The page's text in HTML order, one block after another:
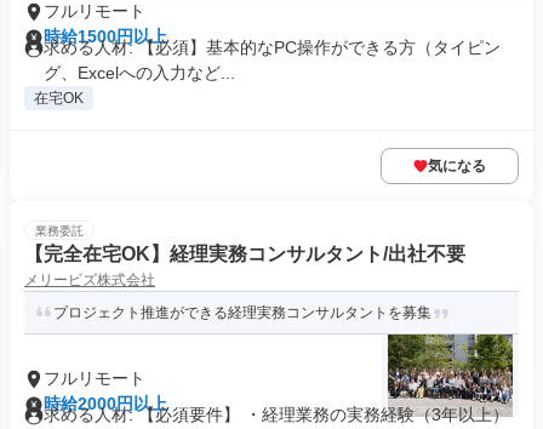
フルリモート
時給1500円以上
求める人材: 【必須】基本的なPC操作ができる方（タイピン
グ、Excelへの入力など...
在宅OK
気になる
業務委託
【完全在宅OK】経理実務コンサルタント/出社不要
メリービズ株式会社
プロジェクト推進ができる経理実務コンサルタントを募集
フルリモート
時給2000円以上
求める人材: 【必須要件】 ・経理業務の実務経験（3年以上）